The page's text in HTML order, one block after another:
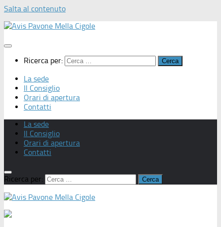
Salta al contenuto
Ricerca per:
La sede
Il Consiglio
Orari di apertura
Contatti
La sede
Il Consiglio
Orari di apertura
Contatti
Ricerca per: